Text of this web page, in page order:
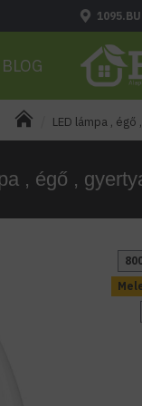
BLOG
LED lámpa ,
, égő ,